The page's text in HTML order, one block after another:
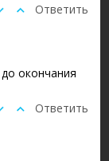
Ответить
окончания
Ответить